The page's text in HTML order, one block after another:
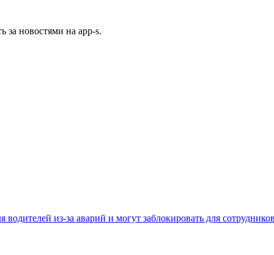
за новостями на app-s.
водителей из-за аварий и могут заблокировать для